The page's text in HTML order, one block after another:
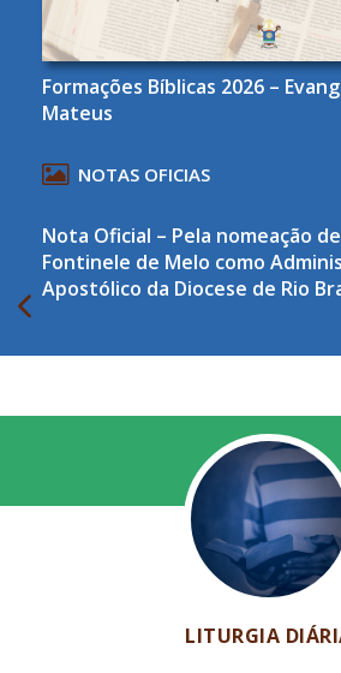
Formações Bíblicas 2026 –
Mateus
NOTAS OFICIAS
Nota Oficial – Pela nomeação
Fontinele de Melo como
Apostólico da Diocese de Rio
LITURGIA